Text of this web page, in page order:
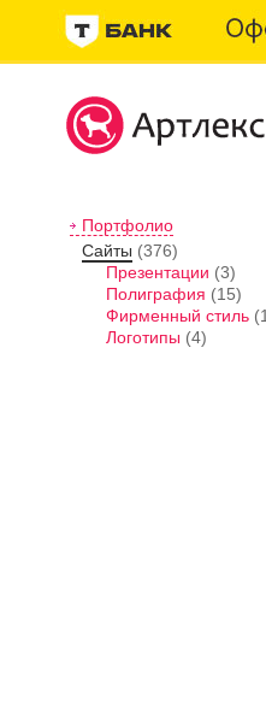
Портфолио
Сайты (376)
Презентации (3)
Полиграфия (15)
Фирменный стиль
Логотипы (4)